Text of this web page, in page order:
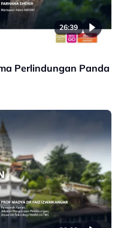
26:39
Perlindungan Panda